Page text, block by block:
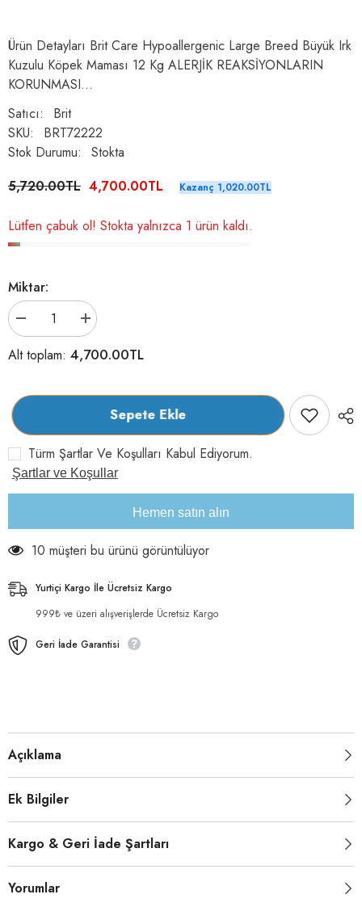
Ürün Detayları Brit Care Hypoallergenic Large Breed Büyük Irk
Kuzulu Köpek Maması 12 Kg ALERJİK REAKSİYONLARIN
KORUNMASI...
Satıcı:
Brit
SKU:
BRT72222
Stok Durumu:
Stokta
5,720.00TL 4,700.00TL Kazanç 1,020.00TL
Lütfen çabuk ol! Stokta yalnızca 1 ürün kaldı.
Miktar:
Care
Kuzulu
ve
Büyük
Köpek
Kuru
Maması
12
kg
için
Brit
Care
Kuzulu
ve
Büyük
Yetişkin
Köpek
Maması
12
kg
için
Alt toplam: 4,700.00TL
Sepete Ekle
Türm Şartlar Ve Koşulları Kabul Ediyorum.
Şartlar ve Koşullar
Hemen satın alın
10 müşteri bu ürünü görüntülüyor
Yurtiçi Kargo İle Ücretsiz Kargo
999₺ ve üzeri alışverişlerde Ücretsiz Kargo
Geri İade Garantisi
Açıklama
Ek Bilgiler
Kargo & Geri İade Şartları
Yorumlar